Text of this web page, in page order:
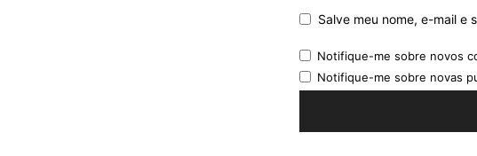
Salve meu nome, e-mail e
Notifique-me sobre novos
Notifique-me sobre novas